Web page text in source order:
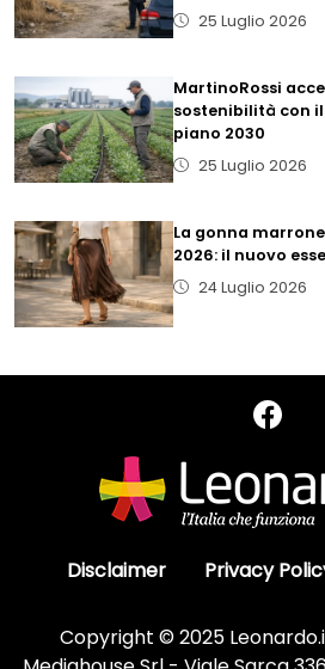
25 Luglio 2026
MartinoRossi
sostenibilità con
piano 2030
25 Luglio 2026
La gonna
2026: il nuovo
24 Luglio 2026
Disclaimer Privacy
Copyright © 2025